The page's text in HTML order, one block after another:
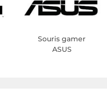
Souris gamer
ASUS